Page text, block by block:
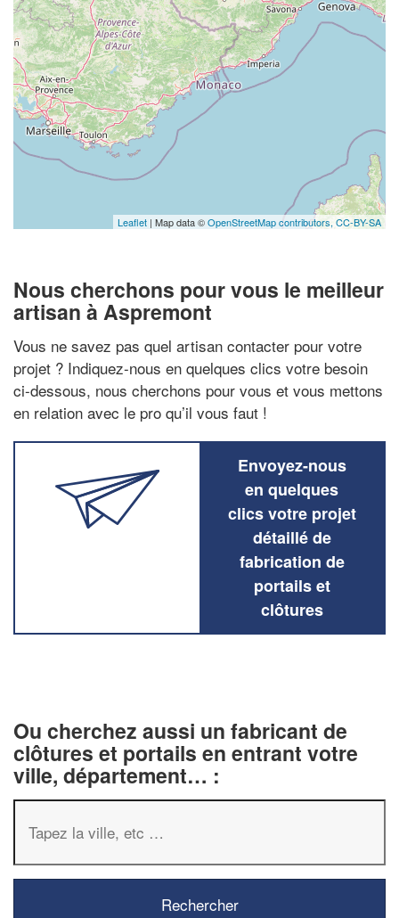
Leaflet | Map data ©OpenStreetMap contributors, CC-BY-SA
Nous cherchons pour vous le meilleur
artisan à Aspremont
Vous ne savez pas quel artisan contacter pour votre
projet ? Indiquez-nous en quelques clics votre besoin
ci-dessous, nous cherchons pour vous et vous mettons
en relation avec le pro qu’il vous faut !
Envoyez-nous
en quelques
clics votre projet
détaillé de
fabrication de
portails et
clôtures
Ou cherchez aussi un fabricant de
clôtures et portails en entrant votre
ville, département… :